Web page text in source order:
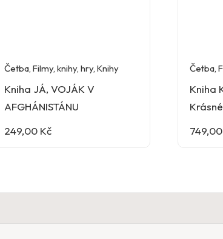
Četba,Filmy, knihy, hry,Knihy
Kniha JÁ, VOJÁK V
AFGHÁNISTÁNU
249,00 Kč
Četba,
Kniha
749,00